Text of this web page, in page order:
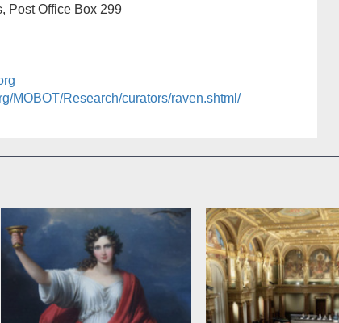
Post Office Box 299
MOBOT/Research/curators/raven.shtml/